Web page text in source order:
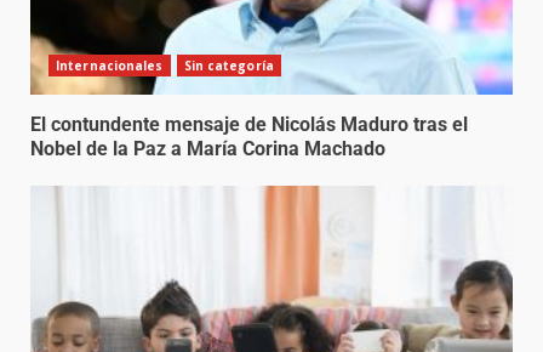
Internacionales Sin categoría
El contundente mensaje de Nicolás Maduro tras el
Nobel de la Paz a María Corina Machado